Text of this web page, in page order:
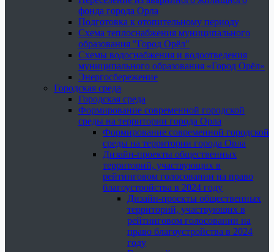
фонда города Орла
Подготовка к отопительному периоду
Схема теплоснабжения муниципального
образования "Город Орёл"
Схемы водоснабжения и водоотведения
муниципального образования «Город Орёл»
Энергосбережение
Городская среда
Городская среда
Формирование современной городской
среды на территории города Орла
Формирование современной городской
среды на территории города Орла
Дизайн-проекты общественных
территорий, участвующих в
рейтинговом голосовании на право
благоустройства в 2024 году
Дизайн-проекты общественных
территорий, участвующих в
рейтинговом голосовании на
право благоустройства в 2024
году